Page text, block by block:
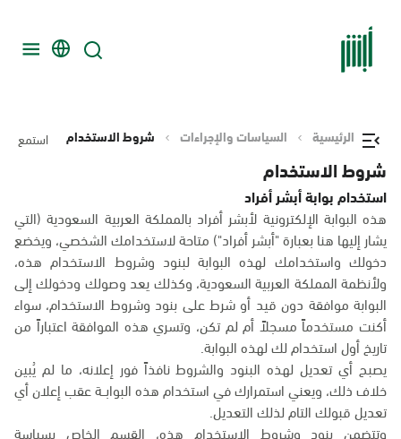
الرئيسية السياسات والإجراءات شروط الاستخدام استمع
شروط الاستخدام
استخدام بوابة أبشر أفراد
هذه البوابة الإلكترونية لأبشر أفراد بالمملكة العربية السعودية (التي
يشار إليها هنا بعبارة "أبشر أفراد") متاحة لاستخدامك الشخصي، ويخضع
دخولك واستخدامك لهذه البوابة لبنود وشروط الاستخدام هذه،
ولأنظمة المملكة العربية السعودية، وكذلك يعد وصولك ودخولك إلى
البوابة موافقة دون قيد أو شرط على بنود وشروط الاستخدام، سواء
أكنت مستخدماً مسجلاً أم لم تكن، وتسري هذه الموافقة اعتباراً من
تاريخ أول استخدام لك لهذه البوابة.
يصبح أي تعديل لهذه البنود والشروط نافذاً فور إعلانه، ما لم يُبين
خلاف ذلك، ويعني استمرارك في استخدام هذه البوابــة عقب إعلان أي
تعديل قبولك التام لذلك التعديل.
وتتضمن بنود وشروط الاستخدام هذه، القسم الخاص بسياسة